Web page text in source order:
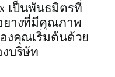
เป็นพันธมิตรที่
ยางที่มีคุณภาพ
งคุณเริ่มต้นด้วย
บริษัท